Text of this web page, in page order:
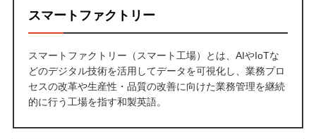
スマートファクトリー
スマートファクトリー（スマート工場）とは、AIやIoTな
どのデジタル技術を活用してデータを可視化し、業務プロ
セスの改革や生産性・品質の改善に向けた業務管理を継続
的に行う工場を指す和製英語。